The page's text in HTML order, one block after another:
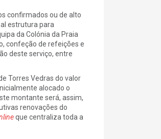
confirmados ou de alto
estrutura para
da Colónia da Praia
confeção de refeições e
deste serviço, entre
Torres Vedras do valor
alocado o
montante será, assim,
renovações do
que centraliza toda a